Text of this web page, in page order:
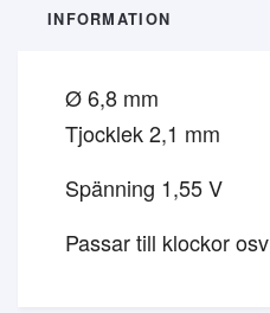
INFORMATION
Ø 6,8 mm
Tjocklek 2,1 mm
Spänning 1,55 V
Passar till klockor osv